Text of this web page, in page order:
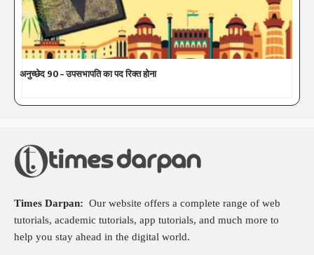
अनुच्छेद 90 – उपसभापति का पद रिक्त होना
Times Darpan: Our website offers a complete range of web
tutorials, academic tutorials, app tutorials, and much more to
help you stay ahead in the digital world.